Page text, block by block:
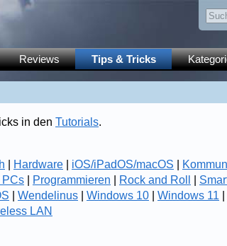
Reviews Tips & Tricks
in den Tutorials.
Hardware iOS/iPadOS/macOS
PCs Programmieren Rock and Roll
Wendelinus Windows 10 Windows 11
LAN